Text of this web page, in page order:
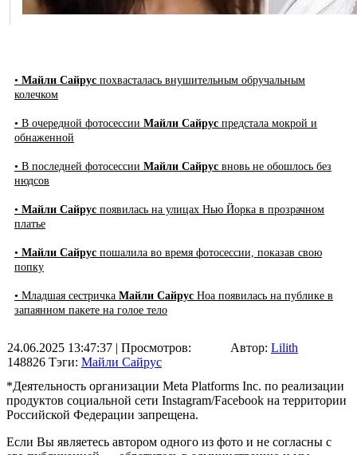
• Майли Сайрус похвасталась внушительным обручальным
колечком
• В очередной фотосессии Майли Сайрус предстала мокрой и
обнаженной
• В последней фотосессии Майли Сайрус вновь не обошлось без
нюдсов
• Майли Сайрус появилась на улицах Нью Йорка в прозрачном
платье
• Майли Сайрус пошалила во время фотосессии, показав свою
попку
• Младшая сестричка Майли Сайрус Ноа появилась на публике в
запаянном пакете на голое тело
24.06.2025 13:47:37 | Просмотров:
148826 Тэги: Майли Сайрус
Автор: Lilith
*Деятельность организации Meta Platforms Inc. по реализации
продуктов социальной сети Instagram/Facebook на территории
Российской Федерации запрещена.
Если Вы являетесь автором одного из фото и не согласны с